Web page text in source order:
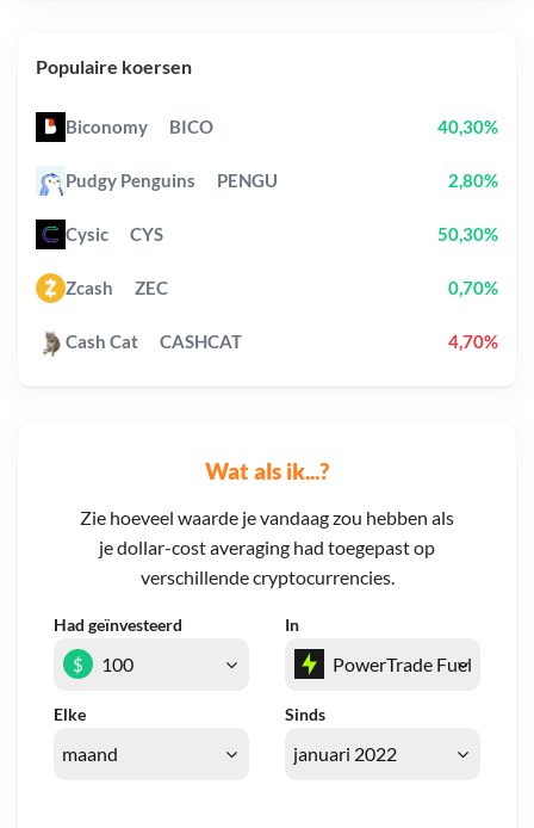
Wat als ik...?
Zie hoeveel waarde je vandaag zou hebben als
je dollar-cost averaging had toegepast op
verschillende cryptocurrencies.
Had geïnvesteerd In
Elke Sinds
$
Populaire koersen
Biconomy BICO 40,30%
Pudgy Penguins PENGU 2,80%
Cysic CYS 50,30%
Zcash ZEC 0,70%
Cash Cat CASHCAT 4,70%